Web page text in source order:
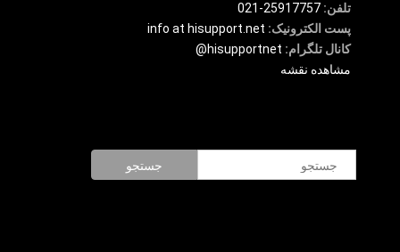
تلفن: 25917757-021
پست الکترونیک: info at hisupport.net
کانال تلگرام: hisupportnet@
مشاهده نقشه